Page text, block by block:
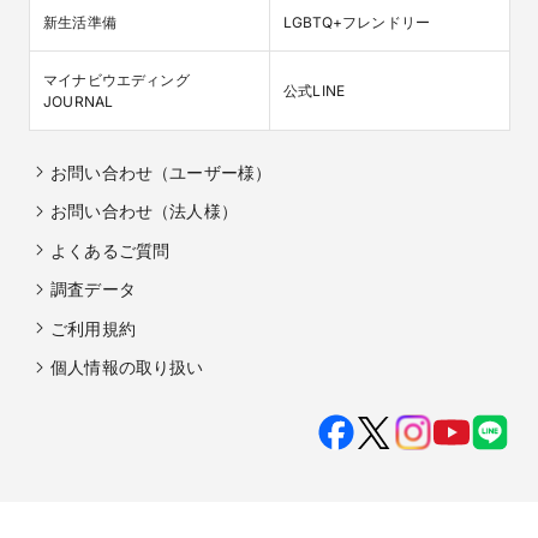
新生活準備 LGBTQ+フレンドリー
マイナビウエディング
JOURNAL
公式LINE
お問い合わせ（ユーザー様）
お問い合わせ（法人様）
よくあるご質問
調査データ
ご利用規約
個人情報の取り扱い